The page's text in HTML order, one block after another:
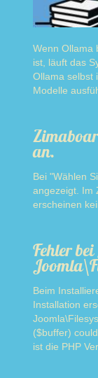
Wenn Ollama
ist, läuft das
Ollama selbst
Modelle
an.
Bei "Wählen
angezeigt. Im
erscheinen
Fehler
Beim
Installation
($buffer)
ist die PHP